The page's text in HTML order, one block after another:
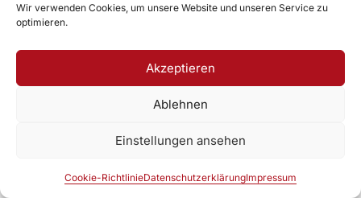
Wir verwenden Cookies, um unsere Website und unseren Service zu
optimieren.
Akzeptieren
Ablehnen
Einstellungen ansehen
Cookie-RichtlinieDatenschutzerklärungImpressum
Zur DAV Webseite